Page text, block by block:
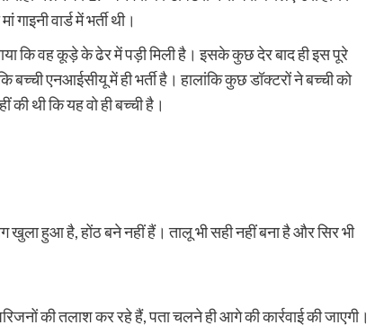
वार्ड में भर्ती थी।
कि वह कूड़े के ढेर में पड़ी मिली है। इसके कुछ देर बाद ही इस पूरे
एनआईसीयू में ही भर्ती है। हालांकि कुछ डॉक्टरों ने बच्ची को
थी कि यह वो ही बच्ची है।
खुला हुआ है, होंठ बने नहीं हैं। तालू भी सही नहीं बना है और सिर भी
की तलाश कर रहे हैं, पता चलने ही आगे की कार्रवाई की जाएगी।